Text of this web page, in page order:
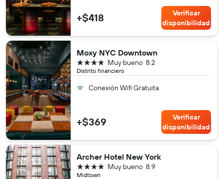
+$418
Verificar
disponibilidad
Moxy NYC Downtown
Distrito financiero
8.2
Muy bueno
4 estrellas
Conexión Wifi Gratuita
+$369
Verificar
disponibilidad
Archer Hotel New York
Midtown
8.9
Muy bueno
4 estrellas